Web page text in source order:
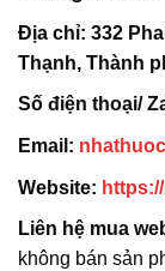
Địa chỉ: 332
Thạnh, Thành
Số điện thoại/
Email:
Website:
Liên hệ mua
không bán sản